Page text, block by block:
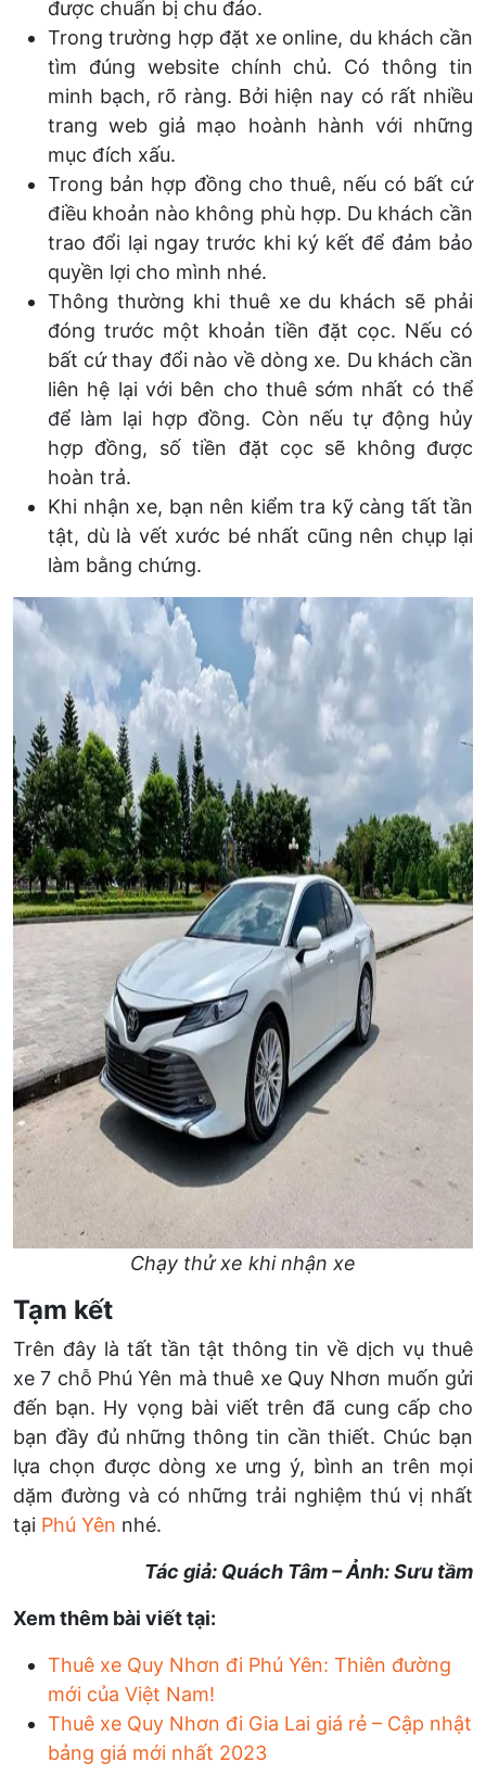
được chuẩn bị chu đáo.
Trong trường hợp đặt xe online, du khách cần
tìm đúng website chính chủ. Có thông tin
minh bạch, rõ ràng. Bởi hiện nay có rất nhiều
trang web giả mạo hoành hành với những
mục đích xấu.
Trong bản hợp đồng cho thuê, nếu có bất cứ
điều khoản nào không phù hợp. Du khách cần
trao đổi lại ngay trước khi ký kết để đảm bảo
quyền lợi cho mình nhé.
Thông thường khi thuê xe du khách sẽ phải
đóng trước một khoản tiền đặt cọc. Nếu có
bất cứ thay đổi nào về dòng xe. Du khách cần
liên hệ lại với bên cho thuê sớm nhất có thể
để làm lại hợp đồng. Còn nếu tự động hủy
hợp đồng, số tiền đặt cọc sẽ không được
hoàn trả.
Khi nhận xe, bạn nên kiểm tra kỹ càng tất tần
tật, dù là vết xước bé nhất cũng nên chụp lại
làm bằng chứng.
Chạy thử xe khi nhận xe
Tạm kết
Trên đây là tất tần tật thông tin về dịch vụ thuê
xe 7 chỗ Phú Yên mà thuê xe Quy Nhơn muốn gửi
đến bạn. Hy vọng bài viết trên đã cung cấp cho
bạn đầy đủ những thông tin cần thiết. Chúc bạn
lựa chọn được dòng xe ưng ý, bình an trên mọi
dặm đường và có những trải nghiệm thú vị nhất
tại Phú Yên nhé.
Tác giả: Quách Tâm – Ảnh: Sưu tầm
Xem thêm bài viết tại:
Thuê xe Quy Nhơn đi Phú Yên: Thiên đường
mới của Việt Nam!
Thuê xe Quy Nhơn đi Gia Lai giá rẻ – Cập nhật
bảng giá mới nhất 2023